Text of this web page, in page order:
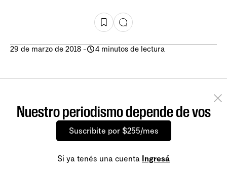
29 de marzo de 2018 - 4 minutos de lectura
Nuestro periodismo depende de vos
Suscribite por $255/mes
Si ya tenés una cuenta Ingresá